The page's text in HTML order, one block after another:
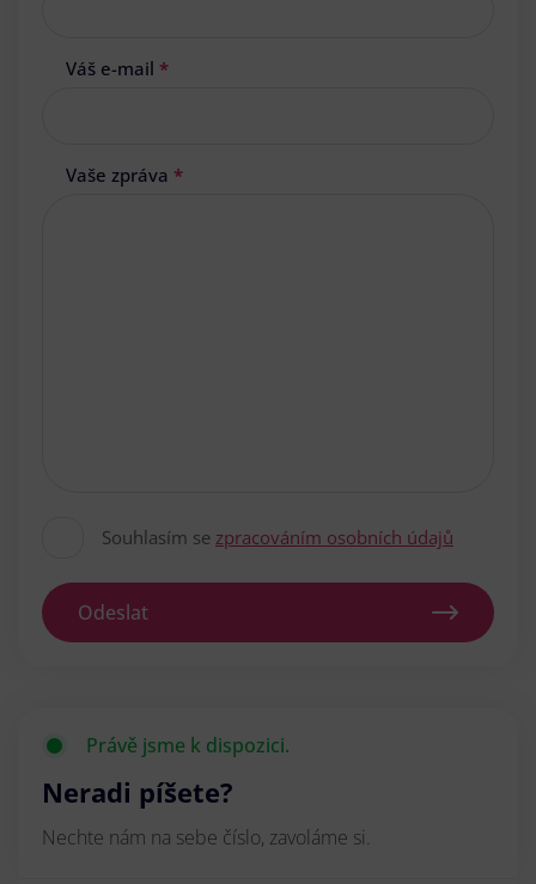
Váš e-mail *
Vaše zpráva *
Souhlasím se zpracováním osobních údajů
Odeslat
Právě jsme k dispozici.
Neradi píšete?
Nechte nám na sebe číslo, zavoláme si.